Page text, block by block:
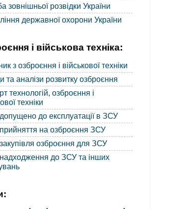
зовнішньої розвідки України
державної охорони України
і військова техніка:
з озброєння і військової техніки
та аналізи розвитку озброєння
технологій, озброєння і
техніки
до експлуатації в ЗСУ
на озброєння ЗСУ
озброєння для ЗСУ
до ЗСУ та інших